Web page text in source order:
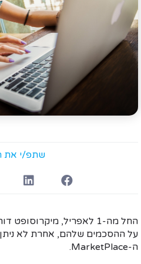
שתפ/י את
החל מה-1 לאפריל,
ה-MarketPlace.